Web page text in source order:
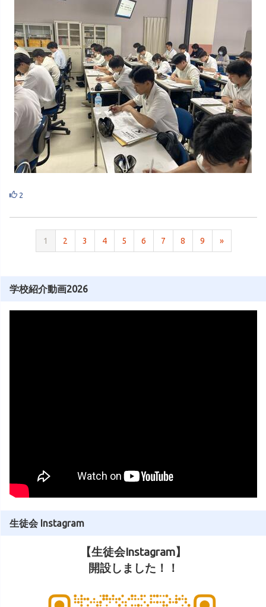
2
1 2 3 4 5 6 7 8 9 »
学校紹介動画2026
生徒会 Instagram
【生徒会Instagram】
開設しました！！